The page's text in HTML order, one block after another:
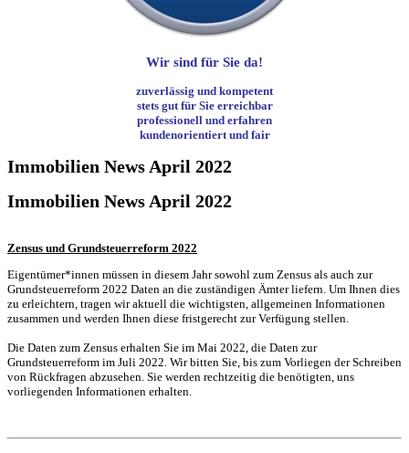
Wir sind für Sie da!
zuverlässig und kompetent
stets gut für Sie erreichbar
professionell und erfahren
kundenorientiert und fair
Immobilien News April 2022
Immobilien News April 2022
Zensus und Grundsteuerreform 2022
Eigentümer*innen müssen in diesem Jahr sowohl zum Zensus als auch zur
Grundsteuerreform 2022 Daten an die zuständigen Ämter liefern. Um Ihnen dies
zu erleichtern, tragen wir aktuell die wichtigsten, allgemeinen Informationen
zusammen und werden Ihnen diese fristgerecht zur Verfügung stellen.
Die Daten zum Zensus erhalten Sie im Mai 2022, die Daten zur
Grundsteuerreform im Juli 2022. Wir bitten Sie, bis zum Vorliegen der Schreiben
von Rückfragen abzusehen. Sie werden rechtzeitig die benötigten, uns
vorliegenden Informationen erhalten.